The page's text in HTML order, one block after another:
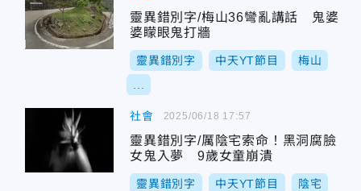
靈異錯別字/梅山36彎亂講話 鬼婆
婆矇眼鬼打牆
靈異錯別字 中天YT節目 梅山
社會
靈異錯別字/厲陰宅索命！黑洞腐臉
女鬼入夢 9歲女童崩潰
靈異錯別字 中天YT節目 陰宅
2025/06/18 17:57